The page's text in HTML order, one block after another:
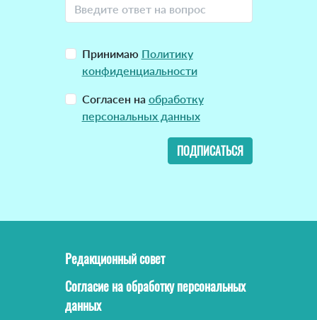
Принимаю Политику
конфиденциальности
Согласен на обработку
персональных данных
ПОДПИСАТЬСЯ
Редакционный совет
Согласие на обработку персональных
данных